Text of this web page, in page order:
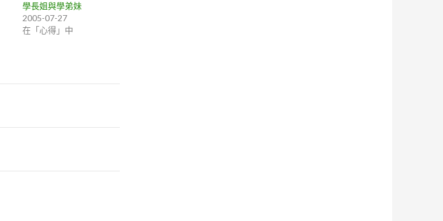
學長姐與學弟妹
2005-07-27
在「心得」中